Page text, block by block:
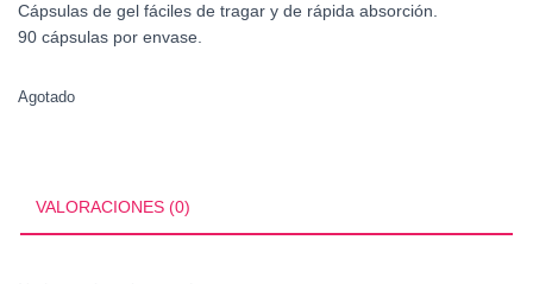
Cápsulas de gel fáciles de tragar y de rápida absorción.
90 cápsulas por envase.
Agotado
VALORACIONES (0)